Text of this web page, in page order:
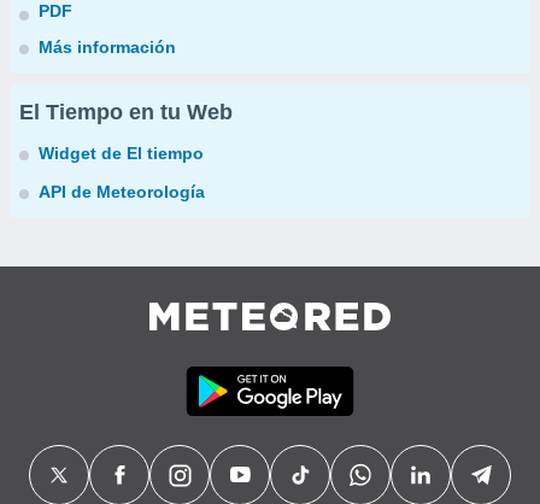
PDF
Más información
El Tiempo en tu Web
Widget de El tiempo
API de Meteorología